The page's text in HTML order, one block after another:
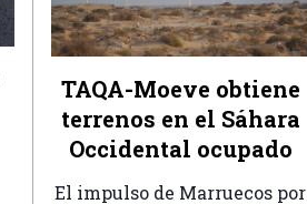
TAQA-Moeve obtiene
terrenos en el Sáhara
Occidental ocupado
El impulso de Marruecos por